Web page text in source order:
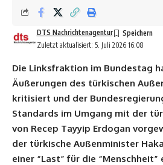
Zuletzt aktualisiert: 5. Juli 2026 16:08
DTS Nachrichtenagentur
Die Linksfraktion im Bundestag
Äußerungen des türkischen
kritisiert und der
Standards im Umgang mit der
von Recep Tayyip Erdogan
der türkische Außenminister
einer “Last” für die